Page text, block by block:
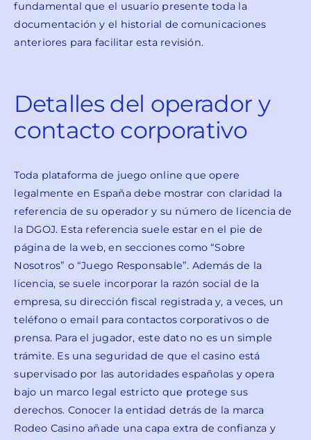
fundamental que el usuario presente toda la
documentación y el historial de comunicaciones
anteriores para facilitar esta revisión.
Detalles del operador y
contacto corporativo
Toda plataforma de juego online que opere
legalmente en España debe mostrar con claridad la
referencia de su operador y su número de licencia de
la DGOJ. Esta referencia suele estar en el pie de
página de la web, en secciones como “Sobre
Nosotros” o “Juego Responsable”. Además de la
licencia, se suele incorporar la razón social de la
empresa, su dirección fiscal registrada y, a veces, un
teléfono o email para contactos corporativos o de
prensa. Para el jugador, este dato no es un simple
trámite. Es una seguridad de que el casino está
supervisado por las autoridades españolas y opera
bajo un marco legal estricto que protege sus
derechos. Conocer la entidad detrás de la marca
Rodeo Casino añade una capa extra de confianza y